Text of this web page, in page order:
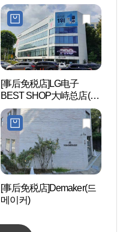
그린페스타ㅣESG푸드페
스타))
[事后免税店]LG电子
BEST SHOP大峙总店(LG
전자 베스트샵 대치본점)
[事后免税店]Demaker(드
메이커)